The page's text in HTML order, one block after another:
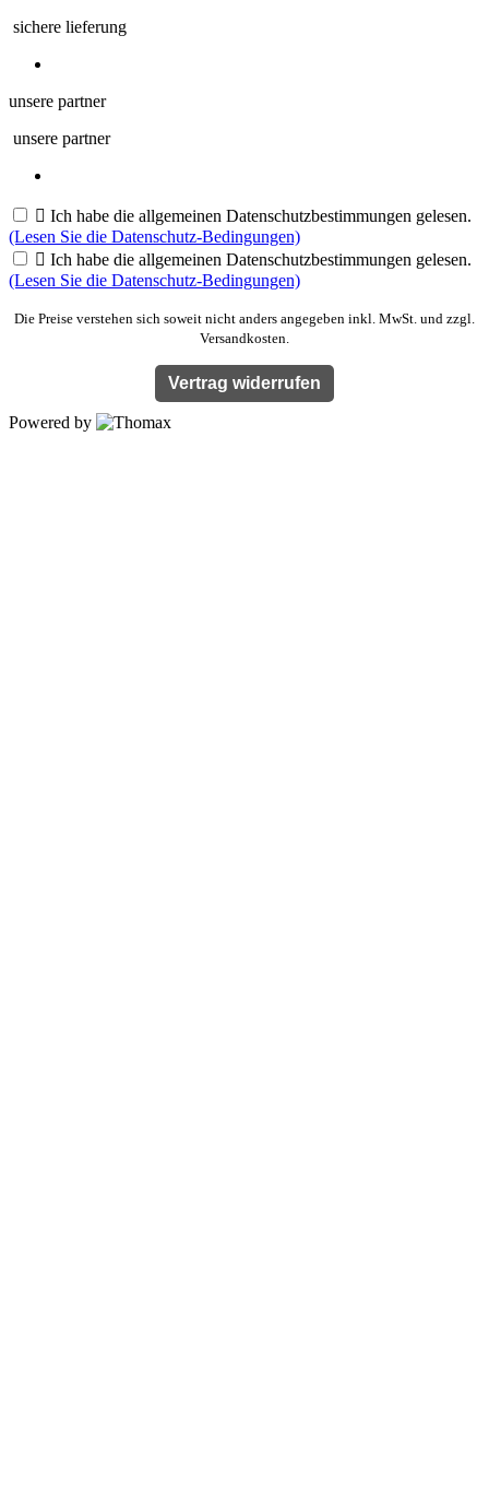
sichere lieferung
unsere partner
unsere partner
 Ich habe die allgemeinen Datenschutzbestimmungen gelesen.
(Lesen Sie die Datenschutz-Bedingungen)
 Ich habe die allgemeinen Datenschutzbestimmungen gelesen.
(Lesen Sie die Datenschutz-Bedingungen)
Die Preise verstehen sich soweit nicht anders angegeben inkl. MwSt. und zzgl.
Versandkosten.
Vertrag widerrufen
Powered by